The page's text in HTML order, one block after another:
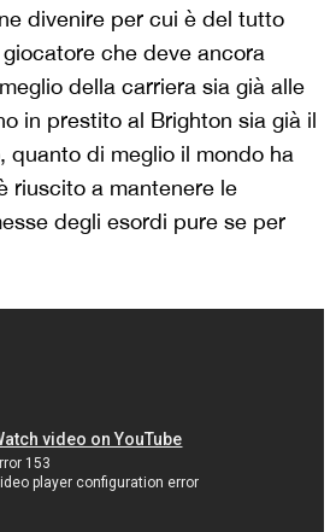
divenire per cui è del tutto
che deve ancora
della carriera sia già alle
in prestito al Brighton sia già il
quanto di meglio il mondo ha
riuscito a mantenere le
degli esordi pure se per